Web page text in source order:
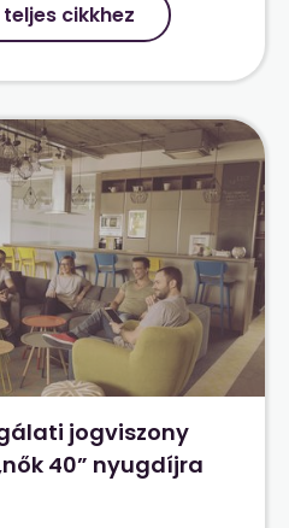
cikkhez
jogviszony
40” nyugdíjra